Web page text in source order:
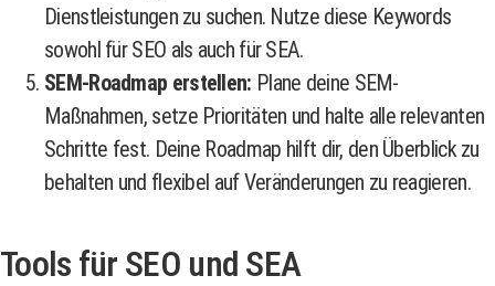
Dienstleistungen zu suchen. Nutze diese Keywords
sowohl für SEO als auch für SEA.
SEM-Roadmap erstellen: Plane deine SEM-
Maßnahmen, setze Prioritäten und halte alle relevanten
Schritte fest. Deine Roadmap hilft dir, den Überblick zu
behalten und flexibel auf Veränderungen zu reagieren.
Tools für SEO und SEA